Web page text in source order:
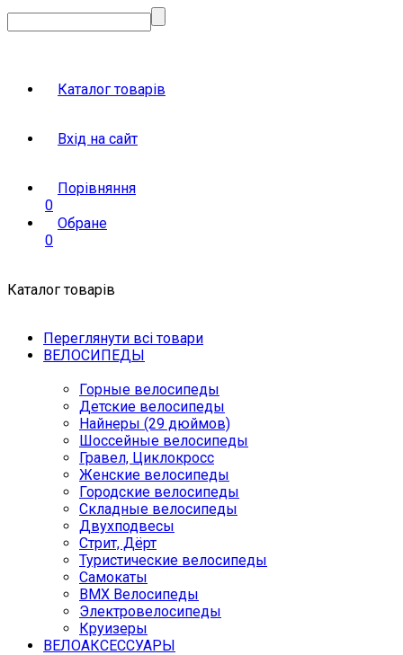
Каталог товарів
Вхід на сайт
Порівняння
0
Обране
0
Каталог товарів
Переглянути всі товари
ВЕЛОСИПЕДЫ
Горные велосипеды
Детские велосипеды
Найнеры (29 дюймов)
Шоссейные велосипеды
Гравел, Циклокросс
Женские велосипеды
Городcкие велосипеды
Складные велосипеды
Двухподвесы
Стрит, Дёрт
Туристические велосипеды
Самокаты
BMX Велосипеды
Электровелосипеды
Круизеры
ВЕЛОАКСЕССУАРЫ